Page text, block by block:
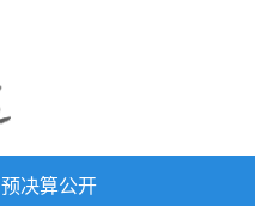
预决算公开